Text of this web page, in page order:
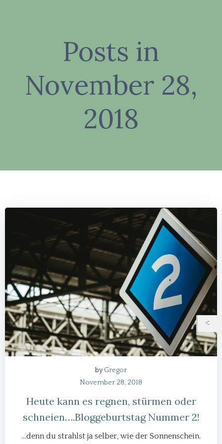
Posts in
November 28,
2018
byGregor
November 28, 2018
Heute kann es regnen, stürmen oder
schneien….Bloggeburtstag Nummer 2!
…denn du strahlst ja selber, wie der Sonnenschein.